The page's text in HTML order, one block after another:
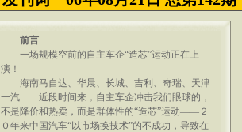
前言
一场规模空前的自主车企“造芯”运动正在上
演！
海南马自达、华晨、长城、吉利、奇瑞、天津
一汽……近段时间来，自主车企冲击我们眼球的，
不是降价和热卖，而是群体性的“造芯”运动——２
０年来中国汽车“以市场换技术”的不成功，导致在